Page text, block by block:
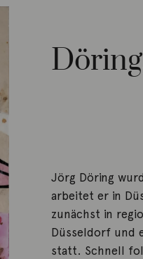
Jörg Döring
arbeitet er in
zunächst in
Düsseldorf und
statt. Schnell